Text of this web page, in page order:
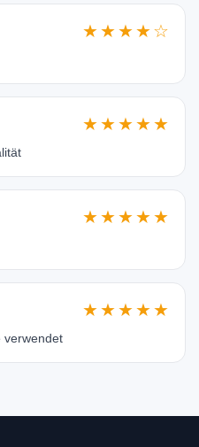
★★★★☆
★★★★★
★★★★★
★★★★★
verwendet